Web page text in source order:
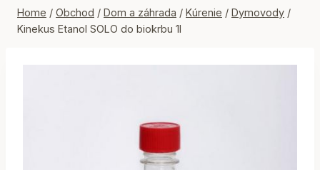
Home / Obchod / Dom a záhrada / Kúrenie / Dymovody /
Kinekus Etanol SOLO do biokrbu 1l